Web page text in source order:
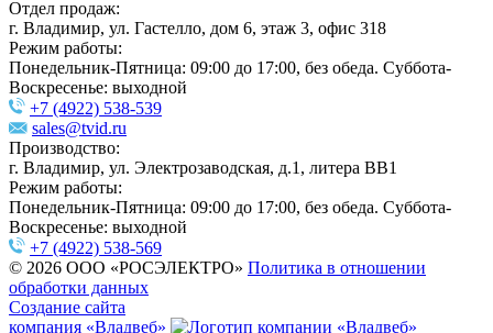
Отдел продаж:
г. Владимир, ул. Гастелло, дом 6, этаж 3, офис 318
Режим работы:
Понедельник-Пятница: 09:00 до 17:00, без обеда. Суббота-
Воскресенье: выходной
+7 (4922) 538-539
sales@tvid.ru
Производство:
г. Владимир, ул. Электрозаводская, д.1, литера ВВ1
Режим работы:
Понедельник-Пятница: 09:00 до 17:00, без обеда. Суббота-
Воскресенье: выходной
+7 (4922) 538-569
© 2026 ООО «РОСЭЛЕКТРО» Политика в отношении
обработки данных
Создание сайта
компания «Владвеб»